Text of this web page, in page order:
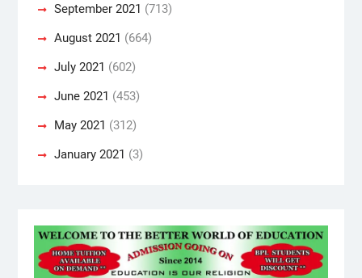
September 2021 (713)
August 2021 (664)
July 2021 (602)
June 2021 (453)
May 2021 (312)
January 2021 (3)